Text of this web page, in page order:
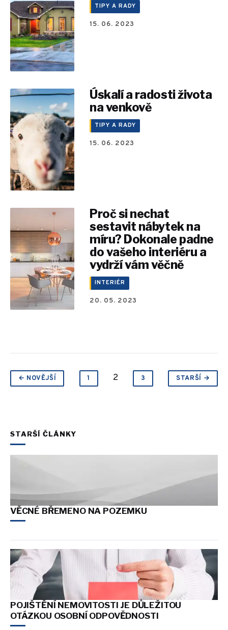
TIPY A RADY
15. 06. 2023
Úskalí a radosti života
na venkově
TIPY A RADY
15. 06. 2023
Proč si nechat
sestavit nábytek na
míru? Dokonale padne
do vašeho interiéru a
vydrží vám věčně
INTERIÉR
20. 05. 2023
← NOVĚJŠÍ 1 2 3 STARŠÍ →
STARŠÍ ČLÁNKY
VĚCNÉ BŘEMENO NA POZEMKU
POJIŠTĚNÍ NEMOVITOSTI JE DŮLEŽITOU
OTÁZKOU OSOBNÍ ODPOVĚDNOSTI